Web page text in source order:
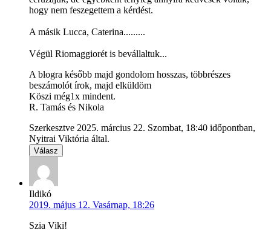
hogy nem feszegettem a kérdést.
A másik Lucca, Caterina.........
Végül Riomaggiorét is bevállaltuk...
A blogra később majd gondolom hosszas, többrészes
beszámolót írok, majd elküldöm
Köszi még1x mindent.
R. Tamás és Nikola
Szerkesztve 2025. március 22. Szombat, 18:40 időpontban,
Nyitrai Viktória által.
Válasz
Ildikó
2019. május 12. Vasárnap, 18:26
Szia Viki!